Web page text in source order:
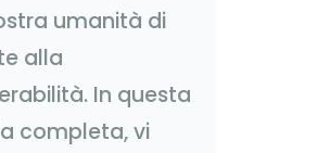
umanità di
alla
In questa
completa, vi